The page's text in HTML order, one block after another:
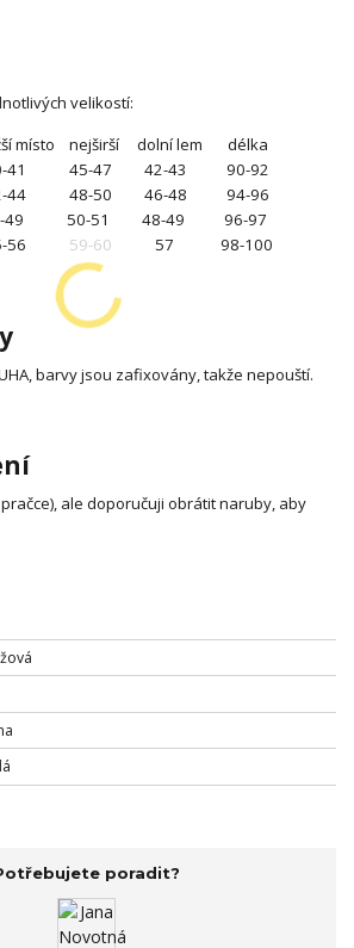
velikostí:
místo nejširší dolní lem délka
45-47 42-43 90-92
48-50 46-48 94-96
50-51 48-49 96-97
56 59-60 57 98-100
barvy jsou zafixovány, takže nepouští.
ale doporučuji obrátit naruby, aby
poradit?